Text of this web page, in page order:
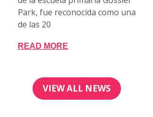
Park, fue reconocida como una
de las 20
READ MORE
VIEW ALL NEWS